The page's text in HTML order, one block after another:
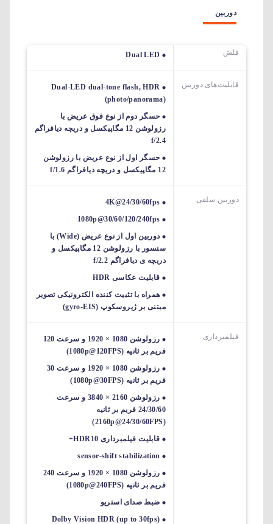
دوربین
فلش Dual LED
قابلیت‌های دوربین‌
Dual-LED dual-tone flash, HDR
(photo/panorama)
حسگر دوم از نوع فوق عریض با
رزولوشن 12 مگاپیکسل و دریچه دیافراگم
f/2.4
حسگر اول از نوع عریض با رزولوشن
12 مگاپیکسل و دریچه دیافراگم f/1.6
دوربین سلفی
4K@24/30/60fps
1080p@30/60/120/240fps
دوربین اول از نوع عریض (Wide) با
سنسور با رزولوشن 12 مگاپیکسل و
دریچه ی دیافراگم f/2.2
قابلیت عکاسی HDR
همراه با تثبیت کننده الکترونیکی تصویر
مبتنی بر ژیروسکوپ (gyro-EIS)
فیلمبرداری
رزولوشن 1080 × 1920 و سرعت 120
فریم بر ثانیه (1080p@120FPS)
رزولوشن 1080 × 1920 و سرعت 30
فریم بر ثانیه (1080p@30FPS)
رزولوشن 2160 × 3840 و سرعت
24/30/60 فریم بر ثانیه
(2160p@24/30/60FPS)
قابلیت فیلمبرداری HDR10+
sensor-shift stabilization
رزولوشن 1080 × 1920 و سرعت 240
فریم بر ثانیه (1080p@240FPS)
ضبط صدای استریو
Dolby Vision HDR (up to 30fps)